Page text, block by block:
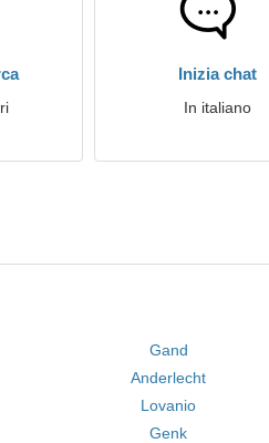
Inizia chat
In italiano
Gand
Anderlecht
Lovanio
Genk